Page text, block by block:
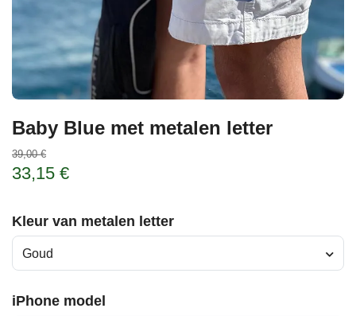
Baby Blue met metalen letter
39,00 €
33,15 €
Kleur van metalen letter
Goud
iPhone model